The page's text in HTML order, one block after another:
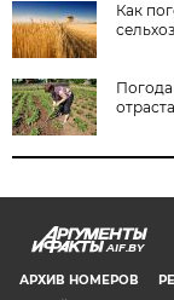
Как
Погода
AIF.BY
АРХИВ НОМЕРОВ